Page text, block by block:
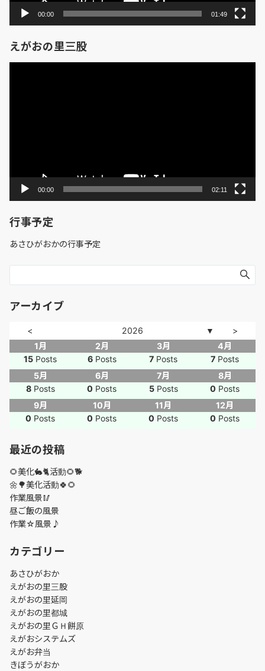
00:00 01:49
えがおの里三股
00:00 02:11
行事予定
あさひがおかの行事予定
アーカイブ
< 2026 ▼
>
1月
15 Posts
2月
6 Posts
3月
7 Posts
4月
7 Posts
5月
8 Posts
6月
0 Posts
7月
5 Posts
8月
0 Posts
9月
0 Posts
10月
0 Posts
11月
0 Posts
12月
0 Posts
最近の投稿
🌻美化🐇🐈活動🌻🐕
🌼🌳美化活動🍀🌻
作業風景🥢
昼ご飯の風景
作業☆風景♪
カテゴリー
あさひがおか
えがおの里三股
えがおの里延岡
えがおの里都城
えがおの里ＧＨ餅原
えがおシステムズ
えがお弁当
きぼうがおか